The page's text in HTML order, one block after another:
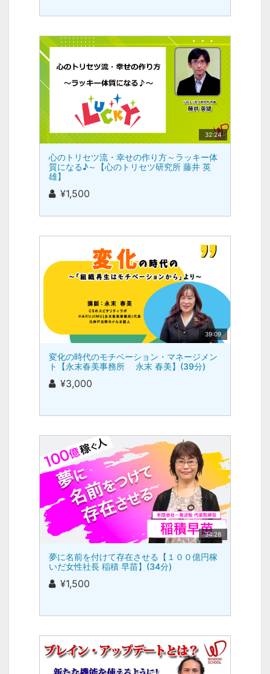
32:24
心のトリセツ流・幸せの作り方～ラッキー体
質になる♪～【心のトリセツ研究所 藤井 英
雄】
¥1,500
39:09
変化の時代のモチベーション・マネージメン
ト【永末春美事務所 永末 春美】(39分)
¥3,000
34:28
夢に名前を付けて存在させる【１００億円稼
いだ女性社長 稲積 早苗】(34分)
¥1,500